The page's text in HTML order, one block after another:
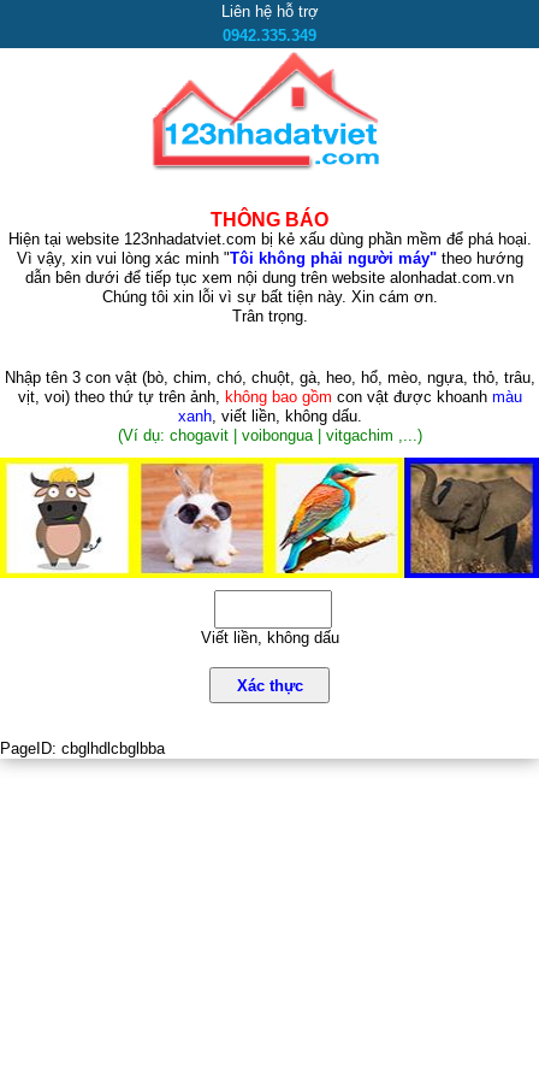
Liên hệ hỗ trợ
0942.335.349
THÔNG BÁO
Hiện tại website 123nhadatviet.com bị kẻ xấu dùng phần mềm để phá hoại.
Vì vậy, xin vui lòng xác minh "Tôi không phải người máy"theo hướng
dẫn bên dưới để tiếp tục xem nội dung trên website alonhadat.com.vn
Chúng tôi xin lỗi vì sự bất tiện này. Xin cám ơn.
Trân trọng.
Nhập tên 3 con vật (bò, chim, chó, chuột, gà, heo, hổ, mèo, ngựa, thỏ, trâu,
vịt, voi)theo thứ tự trên ảnh, không bao gồm con vật được khoanh màu
xanh, viết liền, không dấu.
(Ví dụ: chogavit | voibongua | vitgachim ,...)
Viết liền, không dấu
Xác thực
PageID: cbglhdlcbglbba